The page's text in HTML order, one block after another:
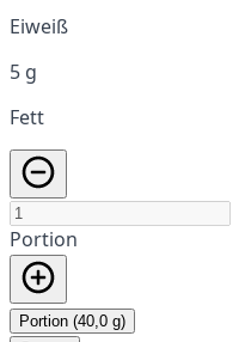
Eiweiß
5 g
Fett
Portion
Portion (40,0 g)